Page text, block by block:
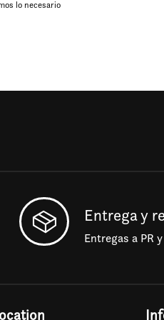
lo necesario
Entrega y
Entregas a PR